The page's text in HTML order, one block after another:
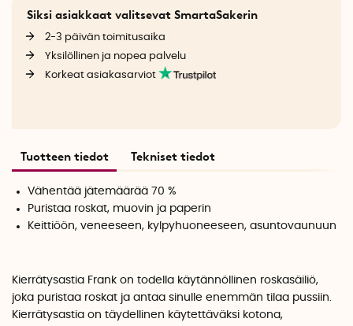
Siksi asiakkaat valitsevat SmartaSakerin
2-3 päivän toimitusaika
Yksilöllinen ja nopea palvelu
Korkeat asiakasarviot
Tuotteen tiedot Tekniset tiedot
Vähentää jätemäärää 70 %
Puristaa roskat, muovin ja paperin
Keittiöön, veneeseen, kylpyhuoneeseen, asuntovaunuun
Kierrätysastia Frank on todella käytännöllinen roskasäiliö,
joka puristaa roskat ja antaa sinulle enemmän tilaa pussiin.
Kierrätysastia on täydellinen käytettäväksi kotona,